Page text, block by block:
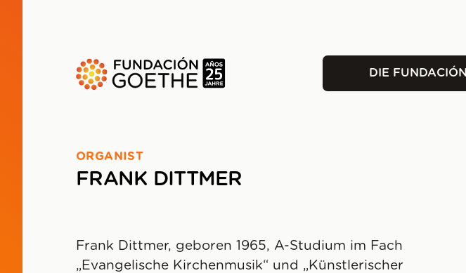
DIE FUNDACIÓN
ORGANIST
FRANK DITTMER
Frank Dittmer, geboren 1965, A-Studium im Fach
„Evangelische Kirchenmusik“ und „Künstlerischer